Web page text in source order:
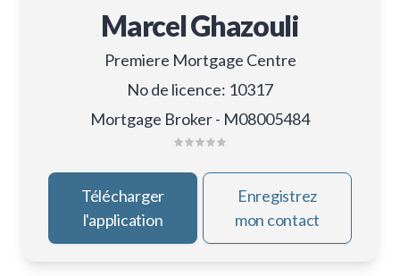
Marcel Ghazouli
Premiere Mortgage Centre
No de licence: 10317
Mortgage Broker - M08005484
Télécharger
l'application
Enregistrez
mon contact